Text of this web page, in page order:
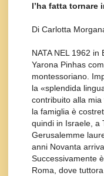
l’ha fatta tornare
Di Carlotta
NATA NEL 1962
Yarona Pinhas
montessoriano.
la «splendida
contribuito alla
la famiglia è
quindi in Israele, a
Gerusalemme
anni Novanta
Successivamente
Roma, dove